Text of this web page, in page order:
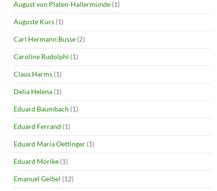
August von Platen-Hallermünde (1)
Auguste Kurs (1)
Carl Hermann Busse (2)
Caroline Rudolphi (1)
Claus Harms (1)
Delia Helena (1)
Eduard Baumbach (1)
Eduard Ferrand (1)
Eduard Maria Oettinger (1)
Eduard Mörike (1)
Emanuel Geibel (12)